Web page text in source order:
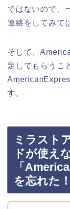
ではないので、
連絡をしてみて
そして、
定してもらうこ
す。
ミラスト
ドが使え
「
を忘れた！